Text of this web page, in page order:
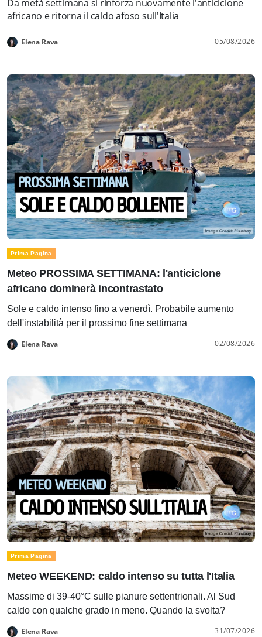
Da metà settimana si rinforza nuovamente l'anticiclone
africano e ritorna il caldo afoso sull'Italia
Elena Rava 05/08/2026
Prima Pagina
Meteo PROSSIMA SETTIMANA: l'anticiclone
africano dominerà incontrastato
Sole e caldo intenso fino a venerdì. Probabile aumento
dell'instabilità per il prossimo fine settimana
Elena Rava 02/08/2026
Prima Pagina
Meteo WEEKEND: caldo intenso su tutta l'Italia
Massime di 39-40°C sulle pianure settentrionali. Al Sud
caldo con qualche grado in meno. Quando la svolta?
Elena Rava 31/07/2026